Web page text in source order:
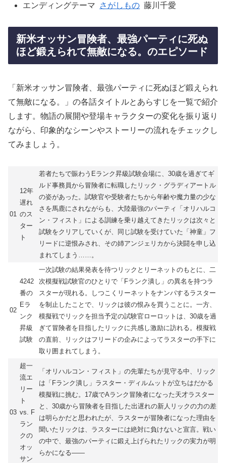
エンディングテーマ さがしもの 藤川千愛
新米オッサン冒険者、最強パーティに死ぬ
ほど鍛えられて無敵になる。のエピソード
「新米オッサン冒険者、最強パーティに死ぬほど鍛えられ
て無敵になる。」の各話タイトルとあらすじを一覧で紹介
します。物語の展開や登場キャラクターの変化を振り返り
ながら、印象的なシーンやストーリーの流れをチェックし
てみましょう。
01
12年
遅れ
のス
ター
ト
若者たちで賑わうEランク昇級試験会場に、30歳を過ぎてギ
ルド事務員から冒険者に転職したリック・グラディアートル
の姿があった。試験官や受験者たちから年齢や魔力量の少な
さを馬鹿にされながらも、大陸最強のパーティ「オリハルコ
ン・フィスト」による訓練を乗り越えてきたリックは次々と
試験をクリアしていくが、同じ試験を受けていた「神童」フ
リードに逆恨みされ、その姉アンジェリカから決闘を申し込
まれてしまう……。
02
4242
番の
Eラ
ンク
昇級
試験
一次試験の結果発表を待つリックとリーネットのもとに、二
次模擬戦試験官のひとりで「Fランク潰し」の異名を持つラ
スターが現れる。しつこくリーネットをナンパするラスター
を制止したことで、リックは彼の恨みを買うことに。一方、
模擬戦でリックを担当予定の試験官ローロットは、30歳を過
ぎて冒険者を目指したリックに共感し激励に訪れる。模擬戦
の直前、リックはフリードの企みによってラスターの手下に
取り囲まれてしまう。
03
超一
流エ
リー
ト
vs. F
ラン
クの
オッ
サン
「オリハルコン・フィスト」の先輩たちが見守る中、リック
は「Fランク潰し」ラスター・ディルムットが立ちはだかる
模擬戦に挑む。17歳でAランク冒険者になった天才ラスター
と、30歳から冒険者を目指した出遅れの新人リックの力の差
は明らかだと思われたが、ラスターが冒険者になった理由を
聞いたリックは、ラスターには絶対に負けないと宣言。戦い
の中で、最強のパーティに鍛え上げられたリックの実力が明
らかになる――